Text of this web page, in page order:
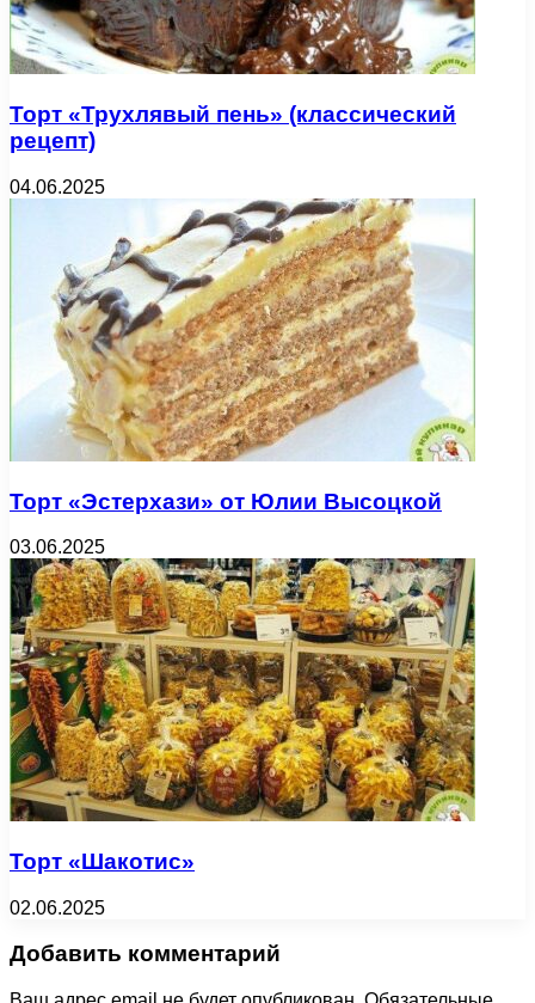
Торт «Трухлявый пень» (классический
рецепт)
04.06.2025
Торт «Эстерхази» от Юлии Высоцкой
03.06.2025
Торт «Шакотис»
02.06.2025
Добавить комментарий